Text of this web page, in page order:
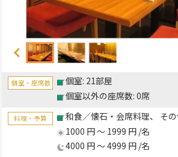
個室・座席数
個室: 21部屋
個室以外の座席数: 0席
料理・予算 和食／懐石・会席料理
そ
1000 円 ～ 1999 円 /名
4000 円 ～ 4999 円 /名